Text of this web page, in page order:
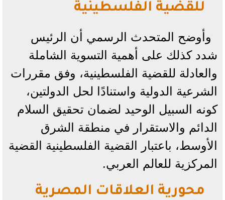
للقضية الفلسطينية
وأوضح المتحدث الرسمي أن الرئيس
شدد كذلك على أهمية التسوية الشاملة
والعادلة للقضية الفلسطينية، وفق مقررات
الشرعية الدولية واستنادًا لحل الدولتين،
كونه السبيل الوحيد لضمان تحقيق السلام
الدائم والاستقرار في منطقة الشرق
الأوسط، باعتبار القضية الفلسطينية القضية
المركزية للعالم العربي.
محورية العلاقات المصرية